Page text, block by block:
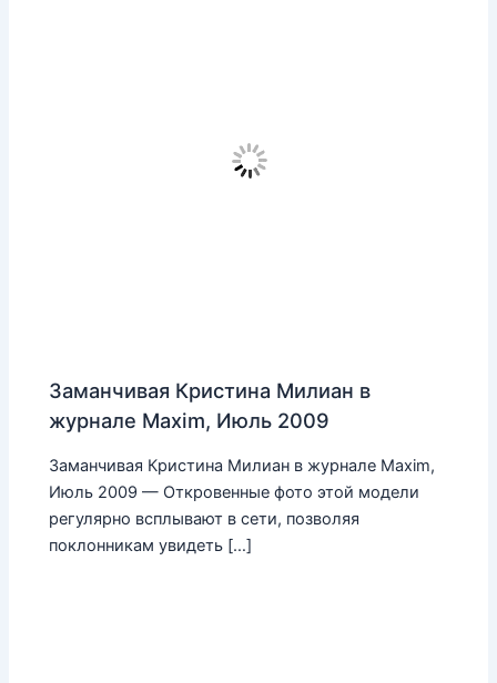
Заманчивая Кристина Милиан в
журнале Maxim, Июль 2009
Заманчивая Кристина Милиан в журнале Maxim,
Июль 2009 — Откровенные фото этой модели
регулярно всплывают в сети, позволяя
поклонникам увидеть […]